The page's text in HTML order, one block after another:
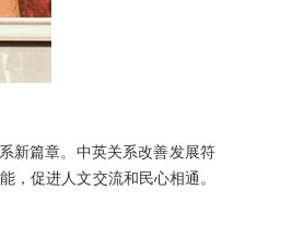
新篇章。中英关系改善发展符
，促进人文交流和民心相通。